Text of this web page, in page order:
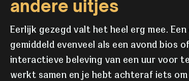
andere uitjes
Eerlijk gezegd valt het heel erg mee.
gemiddeld evenveel als een avond bios
interactieve beleving van een uur voor
werkt samen en je hebt achteraf iets